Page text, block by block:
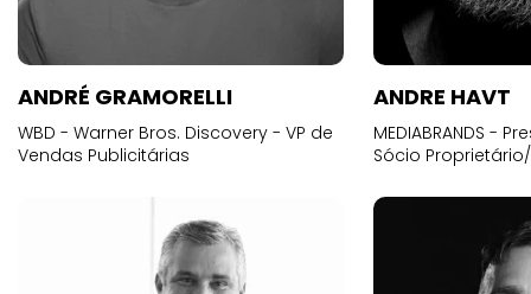
ANDRÉ GRAMORELLI
WBD - Warner Bros. Discovery - VP de
Vendas Publicitárias
ANDRE HAVT
MEDIABRANDS -
Sócio